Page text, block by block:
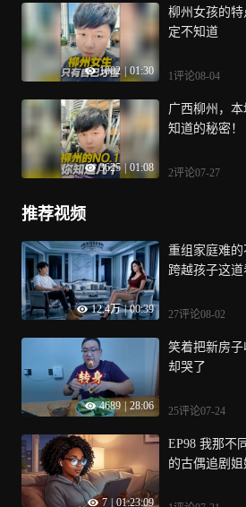
1002 | 01:30
柳州女孩的
定不知道
1评论08-04
3625 | 01:08
广西柳州，
知道的秘密！
2评论07-27
推荐视频
12.4万 | 00:39
重组家庭难
跨越孩子这
27评论08-02
4689 28:06
笑着把新房
却哭了
25评论07-24
7 01:23:09
EP98 我那不
的古偶追剧姐